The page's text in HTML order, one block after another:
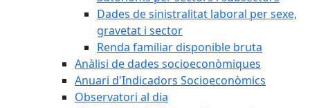
Dades de sinistralitat laboral per sexe,
gravetat i sector
Renda familiar disponible bruta
Anàlisi de dades socioeconòmiques
Anuari d'Indicadors Socioeconòmics
Observatori al dia